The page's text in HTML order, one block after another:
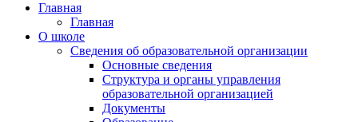
Главная
Главная
О школе
Сведения об образовательной организации
Основные сведения
Структура и органы управления
образовательной организацией
Документы